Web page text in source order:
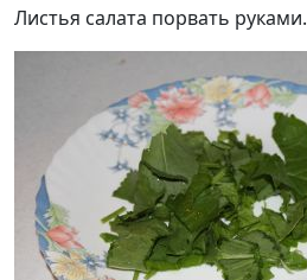
Листья салата порвать руками.